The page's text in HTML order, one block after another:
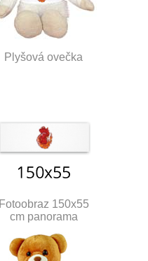
Plyšová ovečka
Fotoobraz 150x55
cm panorama